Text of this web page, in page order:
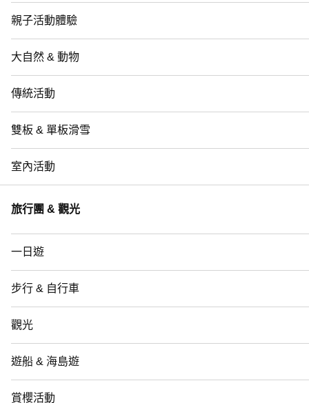
親子活動體驗
大自然 & 動物
傳統活動
雙板 & 單板滑雪
室內活動
旅行團 & 觀光
一日遊
步行 & 自行車
觀光
遊船 & 海島遊
賞櫻活動